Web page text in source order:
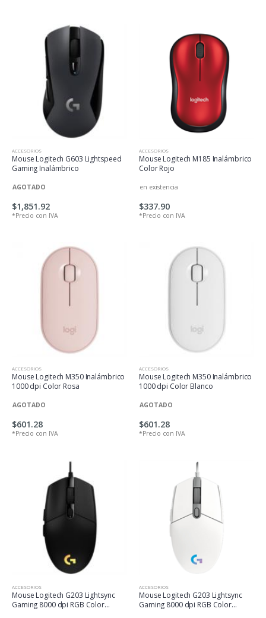
ACCESORIOS
Mouse Logitech G603 Lightspeed
Gaming Inalámbrico
AGOTADO
$1,851.92
*Precio con IVA
ACCESORIOS
Mouse Logitech M185 Inalámbrico
Color Rojo
en existencia
$337.90
*Precio con IVA
ACCESORIOS
Mouse Logitech M350 Inalámbrico
1000 dpi Color Rosa
AGOTADO
$601.28
*Precio con IVA
ACCESORIOS
Mouse Logitech M350 Inalámbrico
1000 dpi Color Blanco
AGOTADO
$601.28
*Precio con IVA
ACCESORIOS
Mouse Logitech G203 Lightsync
Gaming 8000 dpi RGB Color
ACCESORIOS
Mouse Logitech G203 Lightsync
Gaming 8000 dpi RGB Color